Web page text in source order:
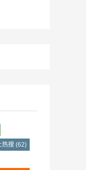
热搜 (62)